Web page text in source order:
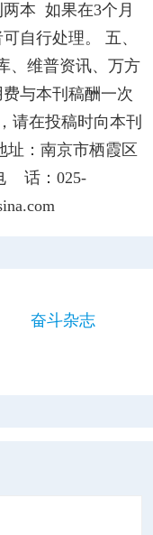
本 如果在3个月
自行处理。 五、
、维普资讯、万方
与本刊稿酬一次
请在投稿时向本刊
址：南京市栖霞区
话：025-
奋斗杂志